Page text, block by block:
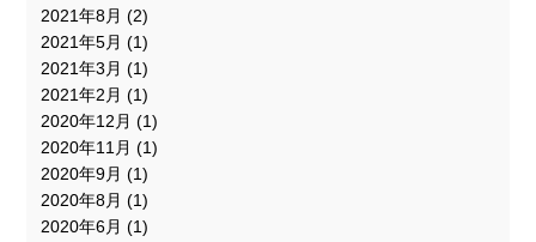
2021年8月 (2)
2021年5月 (1)
2021年3月 (1)
2021年2月 (1)
2020年12月 (1)
2020年11月 (1)
2020年9月 (1)
2020年8月 (1)
2020年6月 (1)